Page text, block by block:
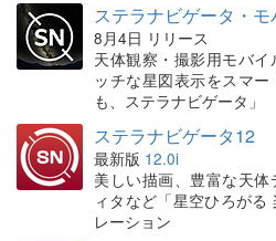
ステラナビゲータ・
8月4日 リリース
天体観察・撮影用モバ
ッチな星図表示をスマ
も、ステラナビゲータ」
ステラナビゲータ12
最新版 12.0i
美しい描画、豊富な天
ィタなど「星空ひろがる
レーション